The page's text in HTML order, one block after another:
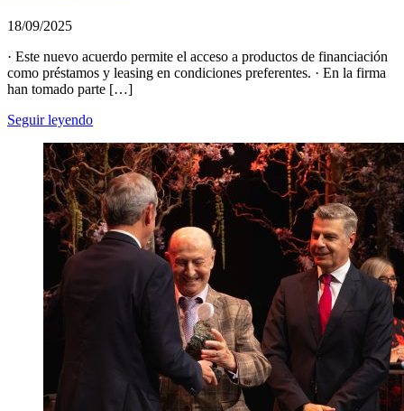
18/09/2025
· Este nuevo acuerdo permite el acceso a productos de financiación
como préstamos y leasing en condiciones preferentes. · En la firma
han tomado parte […]
Seguir leyendo